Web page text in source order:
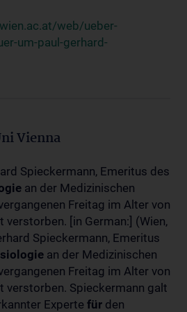
web/ueber-
um-paul-gerhard-
Vienna
Spieckermann, Emeritus des
an der Medizinischen
Freitag im Alter von
verstorben. [in German:] (Wien,
Spieckermann, Emeritus
an der Medizinischen
Freitag im Alter von
verstorben. Spieckermann galt
Experte für den